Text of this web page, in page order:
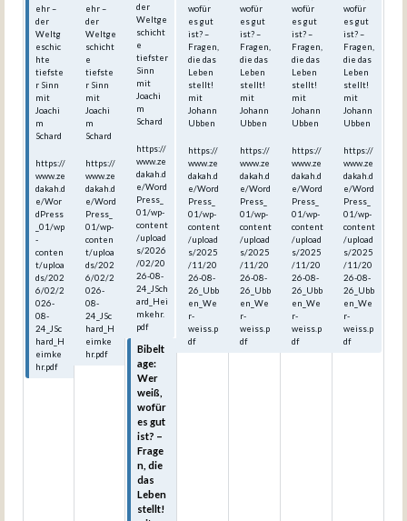
ehr –
der
Weltg
eschic
hte
tiefste
r Sinn
mit
Joachi
m
Schard
https://
www.ze
dakah.d
e/Wor
dPress
_01/wp
-
conten
t/uploa
ds/202
6/02/2
026-
08-
24_JSc
hard_H
eimke
hr.pdf
ehr –
der
Weltge
schicht
e
tiefste
r Sinn
mit
Joachi
m
Schard
https://
www.ze
dakah.d
e/Word
Press_
01/wp-
conten
t/uploa
ds/202
6/02/2
026-
08-
24_JSc
hard_H
eimke
hr.pdf
der
Weltge
schicht
e
tiefster
Sinn
mit
Joachi
m
Schard
https://
www.ze
dakah.d
e/Word
Press_
01/wp-
content
/upload
s/2026
/02/20
26-08-
24_JSch
ard_Hei
mkehr.
pdf
Bibelt
age:
Wer
weiß,
wofür
es gut
ist? –
Frage
n, die
das
Leben
stellt!
wofür
es gut
ist? –
Fragen,
die das
Leben
stellt!
mit
Johann
Ubben
https://
www.ze
dakah.d
e/Word
Press_
01/wp-
content
/upload
s/2025
/11/20
26-08-
26_Ubb
en_We
r-
weiss.p
df
wofür
es gut
ist? –
Fragen,
die das
Leben
stellt!
mit
Johann
Ubben
https://
www.ze
dakah.d
e/Word
Press_
01/wp-
content
/upload
s/2025
/11/20
26-08-
26_Ubb
en_We
r-
weiss.p
df
wofür
es gut
ist? –
Fragen,
die das
Leben
stellt!
mit
Johann
Ubben
https://
www.ze
dakah.d
e/Word
Press_
01/wp-
content
/upload
s/2025
/11/20
26-08-
26_Ubb
en_We
r-
weiss.p
df
wofür
es gut
ist? –
Fragen,
die das
Leben
stellt!
mit
Johann
Ubben
https://
www.ze
dakah.d
e/Word
Press_
01/wp-
content
/upload
s/2025
/11/20
26-08-
26_Ubb
en_We
r-
weiss.p
df